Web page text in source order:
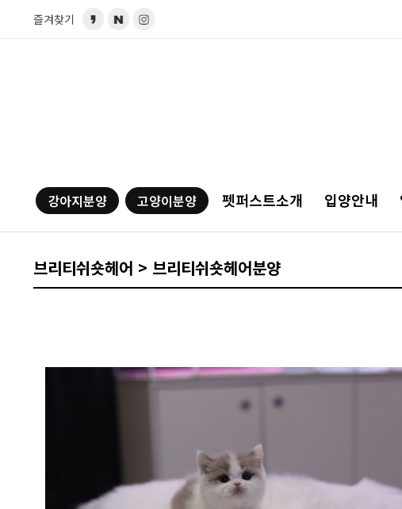
즐겨찾기
강아지분양 고양이분양 펫퍼스트소개 입양안내
브리티쉬숏헤어 > 브리티쉬숏헤어분양